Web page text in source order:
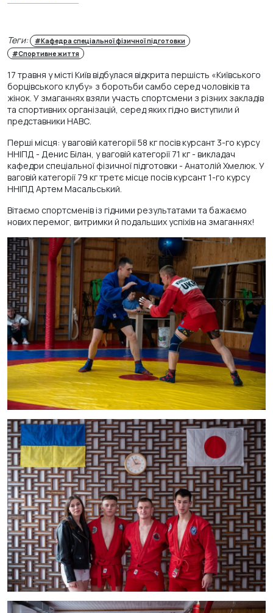
Теги:
#Кафедра спеціальної фізичної підготовки
#Спортивне життя
17 травня у місті Київ відбулася відкрита першість «Київського
борцівського клубу» з боротьби самбо серед чоловіків та
жінок. У змаганнях взяли участь спортсмени з різних закладів
та спортивних організацій, серед яких гідно виступили й
представники НАВС.
Перші місця: у ваговій категорії 58 кг посів курсант 3-го курсу
ННІПД - Денис Білан, у ваговій категорії 71 кг - викладач
кафедри спеціальної фізичної підготовки - Анатолій Хмелюк. У
ваговій категорії 79 кг третє місце посів курсант 1-го курсу
ННІПД Артем Масальський.
Вітаємо спортсменів із гідними результатами та бажаємо
нових перемог, витримки й подальших успіхів на змаганнях!